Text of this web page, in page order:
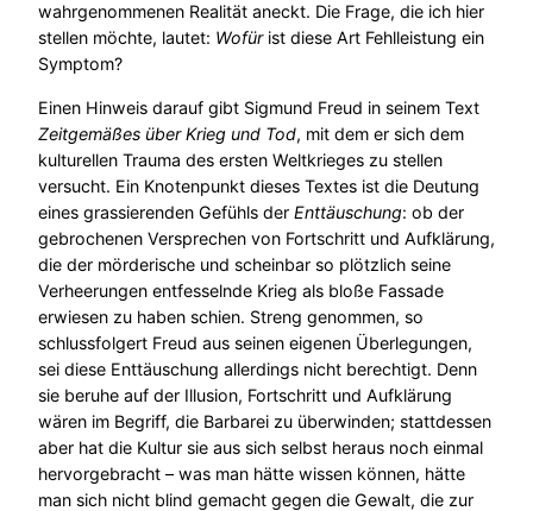
wahrgenommenen Realität aneckt. Die Frage, die ich hier
stellen möchte, lautet: Wofürist diese Art Fehlleistung ein
Symptom?
Einen Hinweis darauf gibt Sigmund Freud in seinem Text
Zeitgemäßes über Krieg und Tod, mit dem er sich dem
kulturellen Trauma des ersten Weltkrieges zu stellen
versucht. Ein Knotenpunkt dieses Textes ist die Deutung
eines grassierenden Gefühls der Enttäuschung: ob der
gebrochenen Versprechen von Fortschritt und Aufklärung,
die der mörderische und scheinbar so plötzlich seine
Verheerungen entfesselnde Krieg als bloße Fassade
erwiesen zu haben schien. Streng genommen, so
schlussfolgert Freud aus seinen eigenen Überlegungen,
sei diese Enttäuschung allerdings nicht berechtigt. Denn
sie beruhe auf der Illusion, Fortschritt und Aufklärung
wären im Begriff, die Barbarei zu überwinden; stattdessen
aber hat die Kultur sie aus sich selbst heraus noch einmal
hervorgebracht – was man hätte wissen können, hätte
man sich nicht blind gemacht gegen die Gewalt, die zur